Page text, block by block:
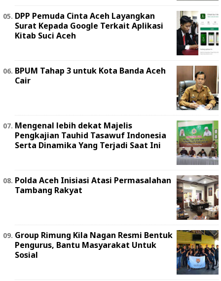
DPP Pemuda Cinta Aceh Layangkan
Surat Kepada Google Terkait Aplikasi
Kitab Suci Aceh
BPUM Tahap 3 untuk Kota Banda Aceh
Cair
Mengenal lebih dekat Majelis
Pengkajian Tauhid Tasawuf Indonesia
Serta Dinamika Yang Terjadi Saat Ini
Polda Aceh Inisiasi Atasi Permasalahan
Tambang Rakyat
Group Rimung Kila Nagan Resmi Bentuk
Pengurus, Bantu Masyarakat Untuk
Sosial